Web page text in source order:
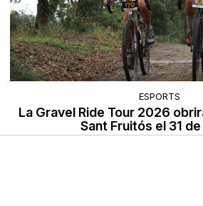
ESPORTS
La Gravel Ride Tour 2026
Sant Fruitós el 31